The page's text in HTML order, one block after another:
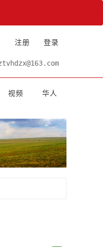
注册 登录
视频 华人